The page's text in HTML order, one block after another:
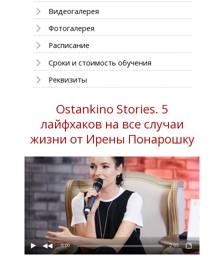
Видеогалерея
Фотогалерея
Расписание
Сроки и стоимость обучения
Реквизиты
Ostankino Stories. 5
лайфхаков на все случаи
жизни от Ирены Понарошку
0:00 2:05